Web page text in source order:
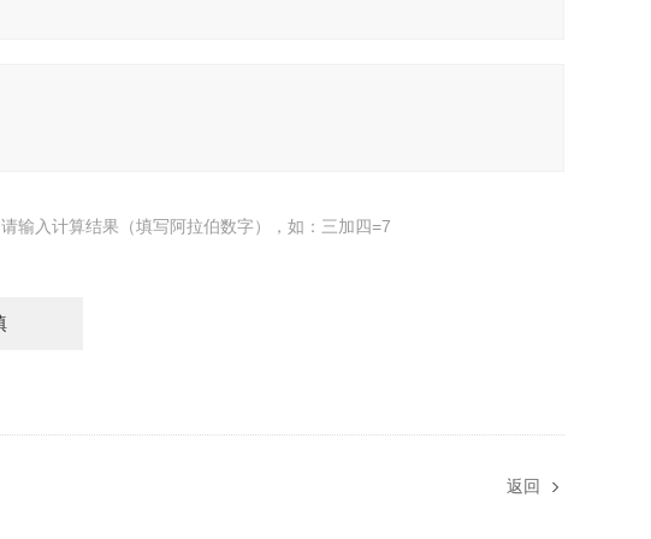
请输入计算结果（填写阿拉伯数字），如：三加四=7
返回